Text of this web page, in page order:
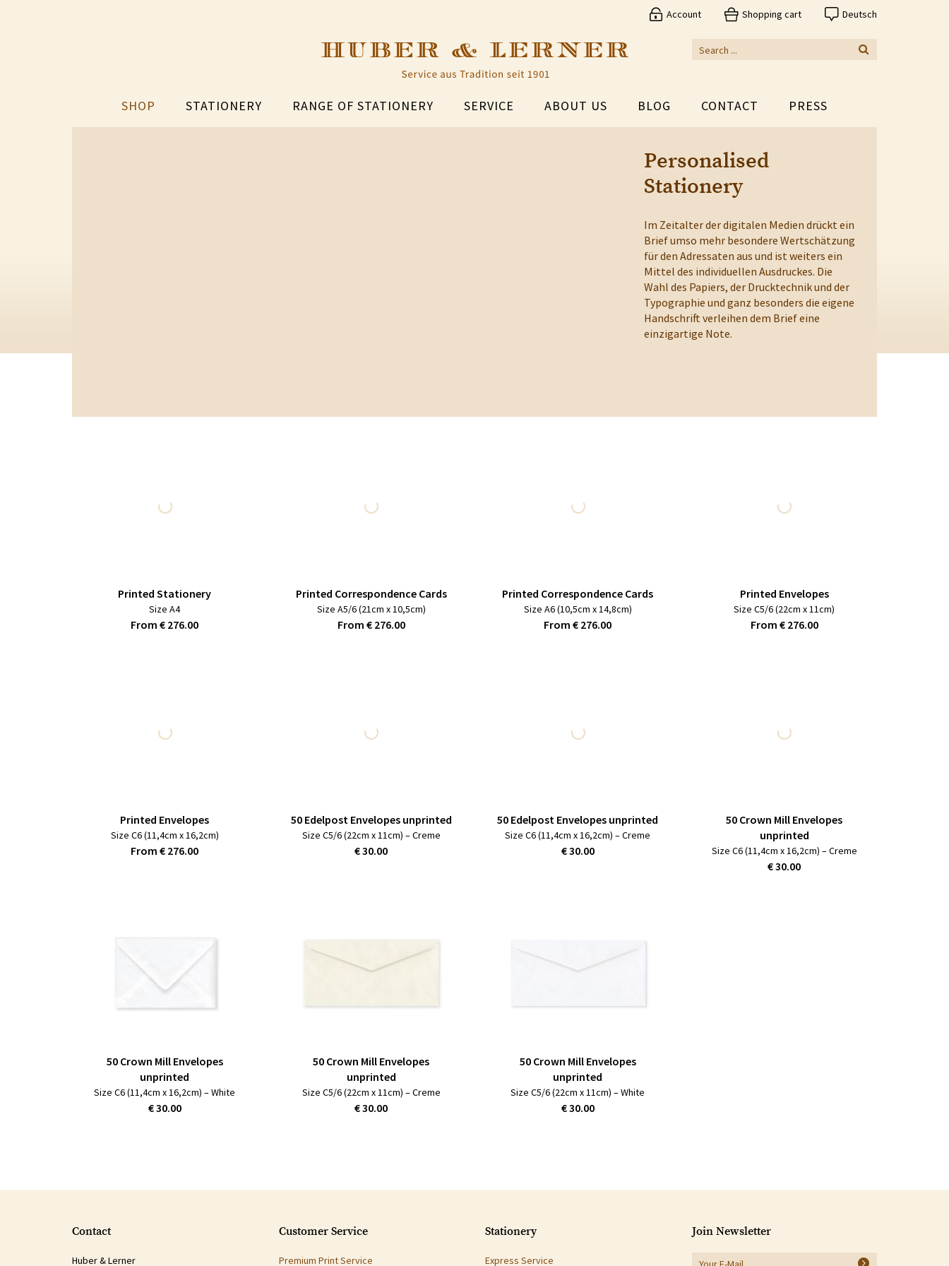
Account Shopping cart Deutsch
SHOP STATIONERY RANGE OF STATIONERY SERVICE ABOUT US BLOG CONTACT PRESS
Personalised
Stationery
Im Zeitalter der digitalen Medien drückt ein
Brief umso mehr besondere Wertschätzung
für den Adressaten aus und ist weiters ein
Mittel des individuellen Ausdruckes. Die
Wahl des Papiers, der Drucktechnik und der
Typographie und ganz besonders die eigene
Handschrift verleihen dem Brief eine
einzigartige Note.
Printed Stationery
Size A4
From € 276.00
Printed Correspondence Cards
Size A5/6 (21cm x 10,5cm)
From € 276.00
Printed Correspondence Cards
Size A6 (10,5cm x 14,8cm)
From € 276.00
Printed Envelopes
Size C5/6 (22cm x 11cm)
From € 276.00
Printed Envelopes
Size C6 (11,4cm x 16,2cm)
From € 276.00
50 Edelpost Envelopes unprinted
Size C5/6 (22cm x 11cm) – Creme
€ 30.00
50 Edelpost Envelopes unprinted
Size C6 (11,4cm x 16,2cm) – Creme
€ 30.00
50 Crown Mill Envelopes
unprinted
Size C6 (11,4cm x 16,2cm) – Creme
€ 30.00
50 Crown Mill Envelopes
unprinted
Size C6 (11,4cm x 16,2cm) – White
€ 30.00
50 Crown Mill Envelopes
unprinted
Size C5/6 (22cm x 11cm) – Creme
€ 30.00
50 Crown Mill Envelopes
unprinted
Size C5/6 (22cm x 11cm) – White
€ 30.00
Contact
Huber & Lerner
Customer Service
Premium Print Service
Stationery
Express Service
Join Newsletter